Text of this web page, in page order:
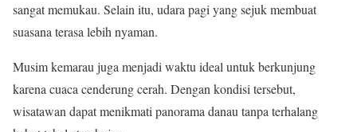
sangat memukau. Selain itu, udara pagi yang sejuk membuat
suasana terasa lebih nyaman.
Musim kemarau juga menjadi waktu ideal untuk berkunjung
karena cuaca cenderung cerah. Dengan kondisi tersebut,
wisatawan dapat menikmati panorama danau tanpa terhalang